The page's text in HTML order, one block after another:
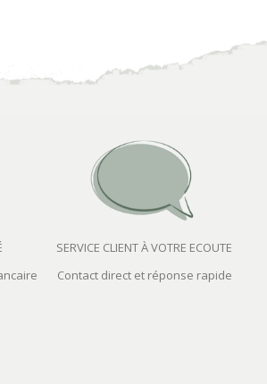
SERVICE CLIENT À VOTRE ECOUTE
Contact direct et réponse rapide